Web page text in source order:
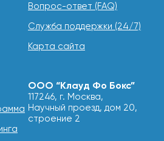
Вопрос-ответ (FAQ)
Служба поддержки (24/7)
Карта сайта
ООО “Клауд Фо Бокс”
117246, г. Москва,
Научный проезд, дом 20,
строение 2